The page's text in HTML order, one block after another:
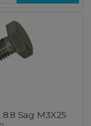
8.8 Sag M3X25